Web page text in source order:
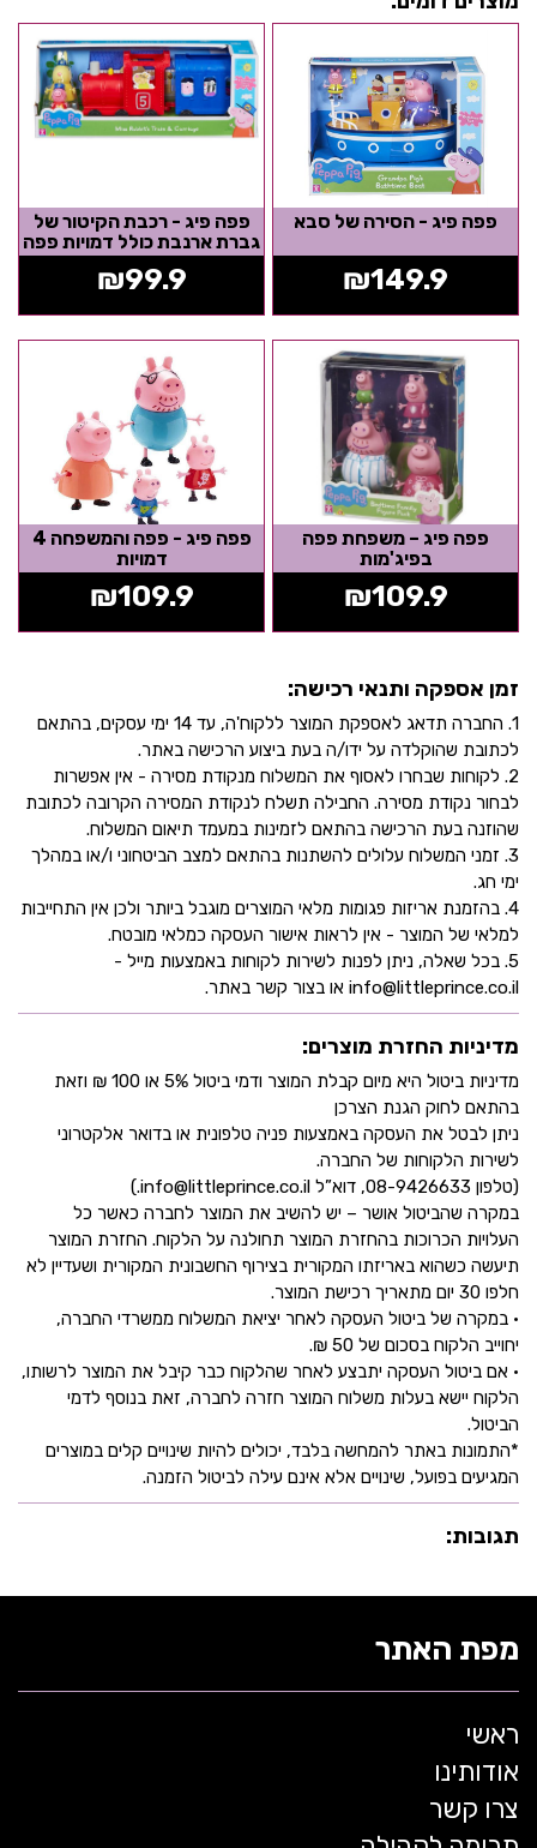
פפה פיג - הסירה של סבא
₪149.9
פפה פיג - רכבת הקיטור של
גברת ארנבת כולל דמויות פפה
החזירה וגברת ארנבת
₪99.9
פפה פיג – משפחת פפה
בפיג'מות
₪109.9
פפה פיג - פפה והמשפחה 4
דמויות
₪109.9
זמן אספקה ותנאי רכישה:
1. החברה תדאג לאספקת המוצר ללקוח'ה, עד 14 ימי עסקים, בהתאם
לכתובת שהוקלדה על ידו/ה בעת ביצוע הרכישה באתר.
2. לקוחות שבחרו לאסוף את המשלוח מנקודת מסירה - אין אפשרות
לבחור נקודת מסירה. החבילה תשלח לנקודת המסירה הקרובה לכתובת
שהוזנה בעת הרכישה בהתאם לזמינות במעמד תיאום המשלוח.
3. זמני המשלוח עלולים להשתנות בהתאם למצב הביטחוני ו/או במהלך
ימי חג.
4. בהזמנת אריזות פגומות מלאי המוצרים מוגבל ביותר ולכן אין התחייבות
למלאי של המוצר - אין לראות אישור העסקה כמלאי מובטח.
5. בכל שאלה, ניתן לפנות לשירות לקוחות באמצעות מייל -
info@littleprince.co.il או בצור קשר באתר.
מדיניות החזרת מוצרים:
מדיניות ביטול היא מיום קבלת המוצר ודמי ביטול 5% או 100 ₪ וזאת
בהתאם לחוק הגנת הצרכן
ניתן לבטל את העסקה באמצעות פניה טלפונית או בדואר אלקטרוני
לשירות הלקוחות של החברה.
(טלפון 08-9426633, דוא”ל info@littleprince.co.il.)
במקרה שהביטול אושר – יש להשיב את המוצר לחברה כאשר כל
העלויות הכרוכות בהחזרת המוצר תחולנה על הלקוח. החזרת המוצר
תיעשה כשהוא באריזתו המקורית בצירוף החשבונית המקורית ושעדיין לא
חלפו 30 יום מתאריך רכישת המוצר.
• במקרה של ביטול העסקה לאחר יציאת המשלוח ממשרדי החברה,
יחוייב הלקוח בסכום של 50 ₪.
• אם ביטול העסקה יתבצע לאחר שהלקוח כבר קיבל את המוצר לרשותו,
הלקוח יישא בעלות משלוח המוצר חזרה לחברה, זאת בנוסף לדמי
הביטול.
*התמונות באתר להמחשה בלבד, יכולים להיות שינויים קלים במוצרים
המגיעים בפועל, שינויים אלא אינם עילה לביטול הזמנה.
תגובות:
מפת האתר
ראשי
אודותינו
צרו קשר